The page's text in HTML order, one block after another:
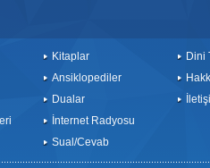
Kitaplar
Ansiklopediler
Dualar
İnternet Radyosu
Sual/Cevab
Dini